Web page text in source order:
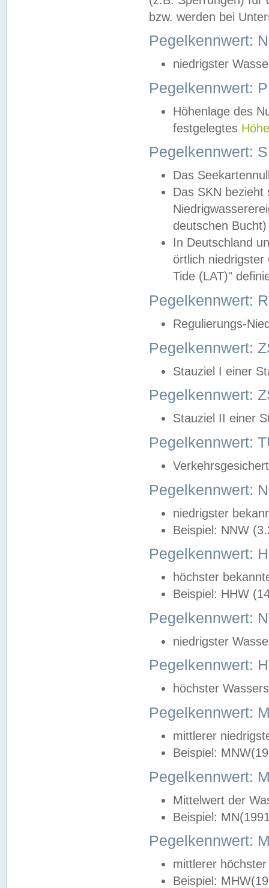
bzw. werden bei
Pegelkennwert:
niedrigster
Pegelkennwert:
Höhenlage des
festgelegtes
Pegelkennwert:
Das
Das SKN
deutschen
In Deutschland
örtlich
Tide (LAT)"
Pegelkennwert:
Regulierungs-
Pegelkennwert:
Stauziel I einer
Pegelkennwert:
Stauziel II einer
Pegelkennwert:
Pegelkennwert:
niedrigster
Beispiel: NNW
Pegelkennwert:
höchster
Beispiel: HHW
Pegelkennwert:
niedrigster
Pegelkennwert:
höchster
Pegelkennwert:
mittlerer
Beispiel:
Pegelkennwert:
Mittelwert der
Beispiel:
Pegelkennwert:
mittlerer
Beispiel: